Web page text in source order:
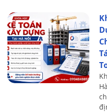
–
Khóa Học Kế Toán Xây